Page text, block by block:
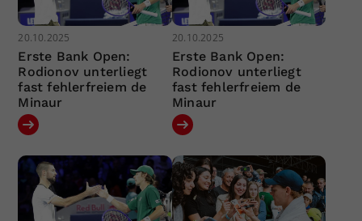
20.10.2025
Erste Bank Open:
Rodionov unterliegt
fast fehlerfreiem de
Minaur
20.10.2025
Erste Bank Open:
Rodionov unterliegt
fast fehlerfreiem de
Minaur